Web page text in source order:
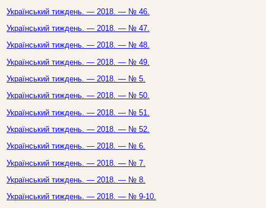
Український тиждень. — 2018. — № 46.
Український тиждень. — 2018. — № 47.
Український тиждень. — 2018. — № 48.
Український тиждень. — 2018. — № 49.
Український тиждень. — 2018. — № 5.
Український тиждень. — 2018. — № 50.
Український тиждень. — 2018. — № 51.
Український тиждень. — 2018. — № 52.
Український тиждень. — 2018. — № 6.
Український тиждень. — 2018. — № 7.
Український тиждень. — 2018. — № 8.
Український тиждень. — 2018. — № 9-10.